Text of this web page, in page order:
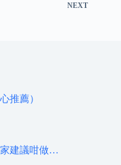
NEXT
推薦）
家建議咁做…